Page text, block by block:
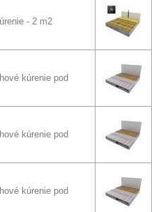
- 2 m2
kúrenie pod
kúrenie pod
kúrenie pod